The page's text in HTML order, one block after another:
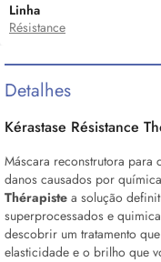
Linha
Résistance
Detalhes
Kérastase Résistance
Máscara reconstrutora para
danos causados por
Thérapiste a solução
superprocessados e
descobrir um tratamento
elasticidade e o brilho que